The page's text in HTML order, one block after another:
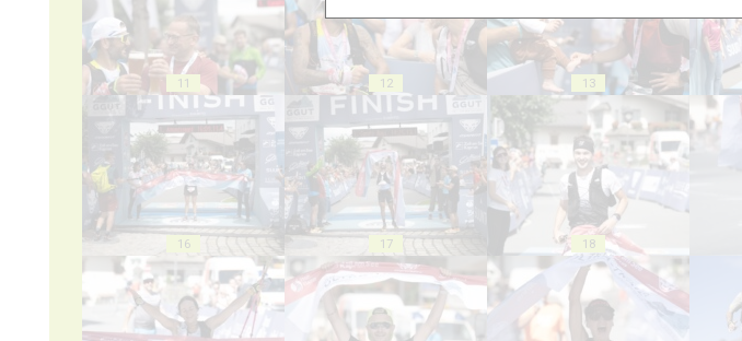
11 12 13
16 17 18